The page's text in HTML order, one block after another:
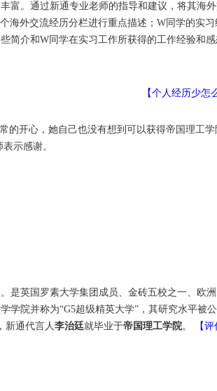
富。通过新通专业老师的指导和建议，将其海
海外交流经历分栏进行重点描述；W同学的实习
简介和W同学在实习工作所获得的工作经验和感
【个人经历少怎
的开心，她自己也没有想到可以获得帝国理工学
示感谢。
是英国罗素大学集团成员、金砖五校之一、欧
学院并称为“G5超级精英大学”，其研究水平被
新通代言人李治廷就毕业于帝国理工学院。
【